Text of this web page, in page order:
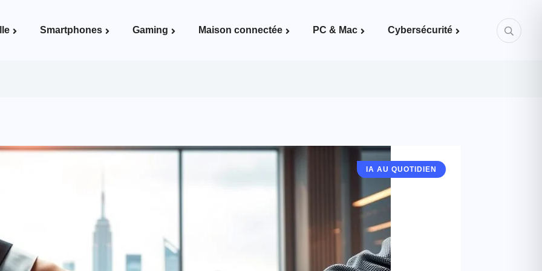
Smartphones Gaming Maison connectée PC & Mac Cybersécurité
IA AU QUOTIDIEN